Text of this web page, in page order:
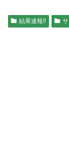
結果速報‼︎